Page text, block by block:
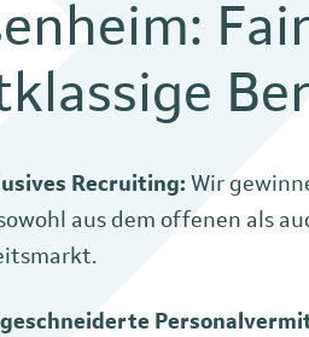
Recruiting: Wir
aus dem offenen als